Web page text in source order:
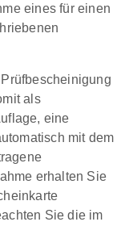
eines für einen
als
eine
mit dem
erhalten Sie
Sie die im